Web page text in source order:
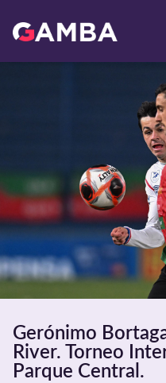
Gerónimo
River. Torneo
Parque Central.